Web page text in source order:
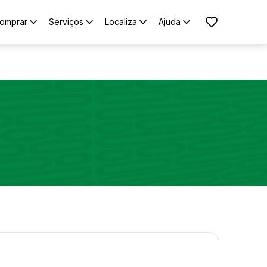
Serviços Localiza Ajuda